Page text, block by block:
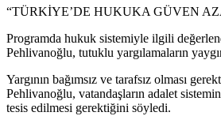
“TÜRKİYE’DE HUKUKA GÜVEN
Programda hukuk sistemiyle ilgili
Pehlivanoğlu, tutuklu yargılamaların
Yargının bağımsız ve tarafsız olması
Pehlivanoğlu, vatandaşların adalet
tesis edilmesi gerektiğini söyledi.